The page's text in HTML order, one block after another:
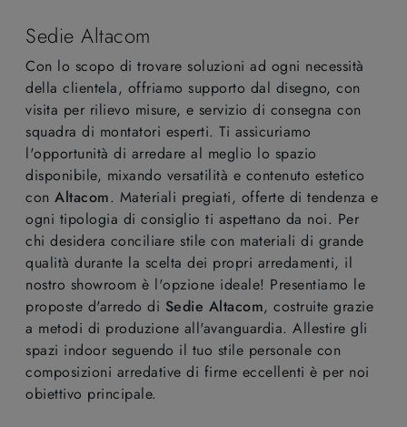
Sedie Altacom
Con lo scopo di trovare soluzioni ad ogni necessità
della clientela, offriamo supporto dal disegno, con
visita per rilievo misure, e servizio di consegna con
squadra di montatori esperti. Ti assicuriamo
l'opportunità di arredare al meglio lo spazio
disponibile, mixando versatilità e contenuto estetico
con Altacom. Materiali pregiati, offerte di tendenza e
ogni tipologia di consiglio ti aspettano da noi. Per
chi desidera conciliare stile con materiali di grande
qualità durante la scelta dei propri arredamenti, il
nostro showroom è l'opzione ideale! Presentiamo le
proposte d'arredo di Sedie Altacom, costruite grazie
a metodi di produzione all'avanguardia. Allestire gli
spazi indoor seguendo il tuo stile personale con
composizioni arredative di firme eccellenti è per noi
obiettivo principale.